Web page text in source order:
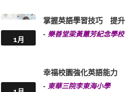
1月
掌握英語學習技巧 提
- 樂善堂梁黃蕙芳紀念學校
幸福校園強化英語能力
- 東華三院李東海小學